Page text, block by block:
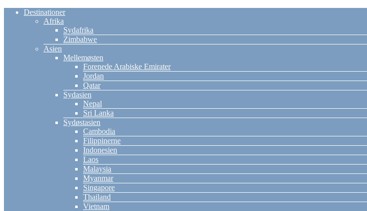
Destinationer
Afrika
Sydafrika
Zimbabwe
Asien
Mellemøsten
Forenede Arabiske Emirater
Jordan
Qatar
Sydasien
Nepal
Sri Lanka
Sydøstasien
Cambodia
Filippinerne
Indonesien
Laos
Malaysia
Myanmar
Singapore
Thailand
Vietnam